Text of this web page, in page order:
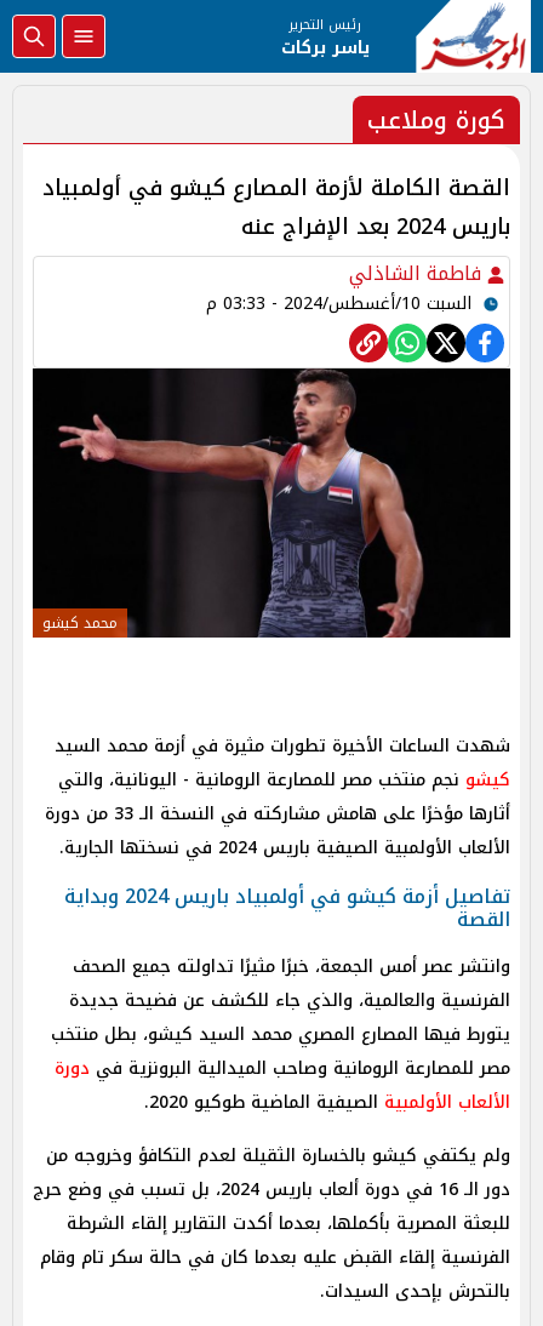
رئيس التحرير
ياسر بركات
كورة وملاعب
القصة الكاملة لأزمة المصارع كيشو في أولمبياد
باريس 2024 بعد الإفراج عنه
فاطمة الشاذلي
السبت 10/أغسطس/2024 - 03:33 م
محمد كيشو
شهدت الساعات الأخيرة تطورات مثيرة في أزمة محمد السيد
كيشو نجم منتخب مصر للمصارعة الرومانية - اليونانية، والتي
أثارها مؤخرًا على هامش مشاركته في النسخة الـ 33 من دورة
الألعاب الأولمبية الصيفية باريس 2024 في نسختها الجارية.
تفاصيل أزمة كيشو في أولمبياد باريس 2024 وبداية
القصة
وانتشر عصر أمس الجمعة، خبرًا مثيرًا تداولته جميع الصحف
الفرنسية والعالمية، والذي جاء للكشف عن فضيحة جديدة
يتورط فيها المصارع المصري محمد السيد كيشو، بطل منتخب
مصر للمصارعة الرومانية وصاحب الميدالية البرونزية في دورة
الألعاب الأولمبية الصيفية الماضية طوكيو 2020.
ولم يكتفي كيشو بالخسارة الثقيلة لعدم التكافؤ وخروجه من
دور الـ 16 في دورة ألعاب باريس 2024، بل تسبب في وضع حرج
للبعثة المصرية بأكملها، بعدما أكدت التقارير إلقاء الشرطة
الفرنسية إلقاء القبض عليه بعدما كان في حالة سكر تام وقام
بالتحرش بإحدى السيدات.